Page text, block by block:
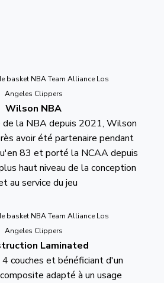
Wilson NBA
de la NBA depuis 2021, Wilson
avoir été partenaire pendant
83 et porté la NCAA depuis
haut niveau de la conception
au service du jeu
Laminated
couches et bénéficiant d'un
adapté à un usage